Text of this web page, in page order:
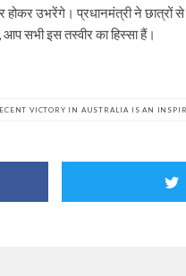
उभरेंगे। प्रधानमंत्री ने छात्रों
सभी इस तस्वीर का हिस्सा हैं।
VICTORY IN AUSTRALIA IS AN